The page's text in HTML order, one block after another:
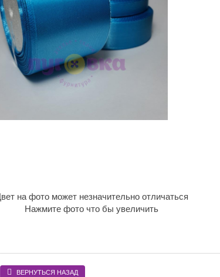
на фото может незначительно отличаться
Нажмите фото что бы увеличить
ВЕРНУТЬСЯ НАЗАД